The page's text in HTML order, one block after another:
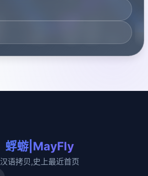
蜉蝣|MayFly
汉语拷贝,史上最近首页